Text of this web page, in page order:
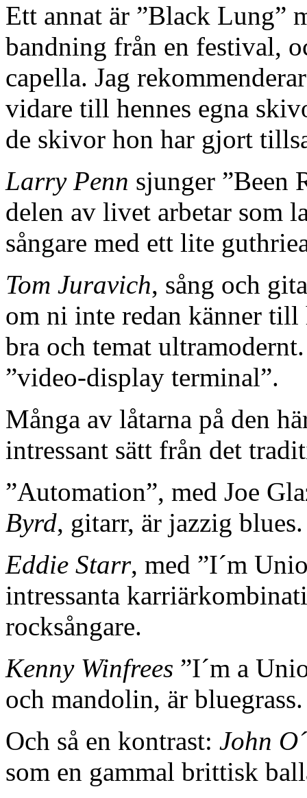
Ett annat är ”Black Lung”
bandning från en festival,
capella. Jag
vidare till hennes egna
de skivor hon har gjort
Larry Penn sjunger ”Been
delen av livet arbetar som
sångare med ett lite
Tom Juravich, sång och
om ni inte redan känner
bra och temat
”video-display terminal”.
Många av låtarna på den
intressant sätt från det
”Automation”, med Joe
Byrd, gitarr, är jazzig blues.
Eddie Starr, med ”I´m
intressanta
rocksångare.
Kenny Winfrees ”I´m a
och mandolin, är bluegrass.
Och så en kontrast: John
som en gammal brittisk